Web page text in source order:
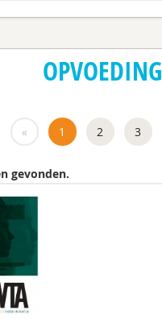
der Laan
Dietz
V. Snouckaert
Duvekot
van Elburg
Engelsbel
Margriet Euser
van Geuns
OPVOEDING
« 1 2 3
gevonden.